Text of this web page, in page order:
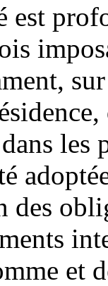
est
les
des
et